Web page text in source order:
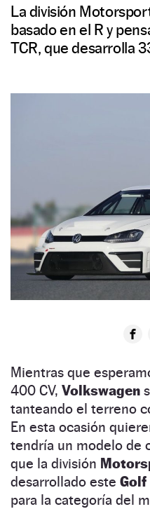
SÍGUENOS
La división
basado en el R y
TCR, que desarrolla
Mientras que
400 CV, Volkswagen
tanteando el terreno
En esta ocasión
tendría un modelo de
que la división
desarrollado este Golf
para la categoría del